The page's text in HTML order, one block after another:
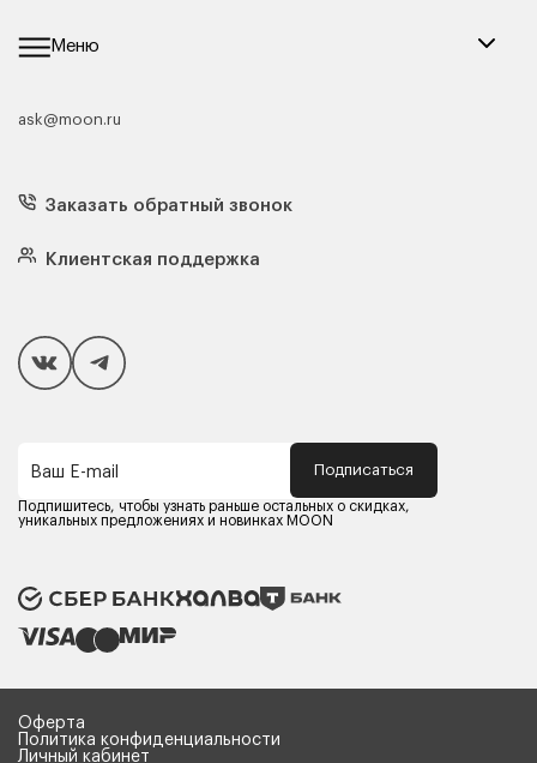
Меню
Каталог мебели
Кресла
Матрасы
Подушки
Чехлы и наматрасники
Покупателям
Способы оплаты
Компания MOON
Оферта
Политика конфиденциальности
Карьера в MOON
ask@moon.ru
Заказать обратный звонок
Клиентская поддержка
Ваш E-mail Подписаться
Подпишитесь, чтобы узнать раньше остальных о скидках,
уникальных предложениях и новинках MOON
Оферта
Политика конфиденциальности
Личный кабинет